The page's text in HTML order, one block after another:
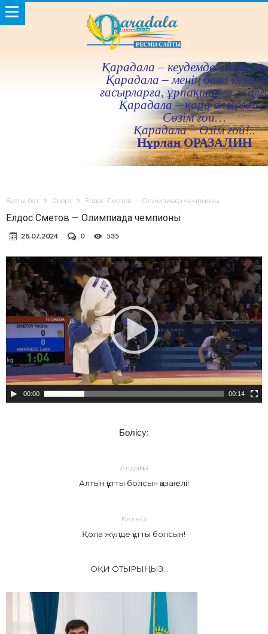
Қарадала – кеудемдегi жез үн
Қарадала – менiң бала кезiм
ғасырларға, ұрпақтарға
Қарадала – қара өлең
Сөзiм ғой…
Қарадала – Өзiм ғой!..
Нұрлан ОРАЗАЛИН
Басты бет Спорт Елдос Сметов — Олимпиада чемпионы
Елдос Сметов — Олимпиада чемпионы
28.07.2024 0 535
Видеоплеер
00:00 00:14
Бөлісу:
Алдыңғы
Алтын құтты болсын қазақ елі!
Келесі
Қола жүлде құтты болсын!
ОҚИ ОТЫРЫҢЫЗ...